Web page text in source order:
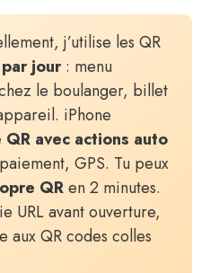
j’utilise les QR
jour: menu
le boulanger, billet
iPhone
avec actions auto
GPS. Tu peux
QRen 2 minutes.
URL avant ouverture,
aux QR codes colles